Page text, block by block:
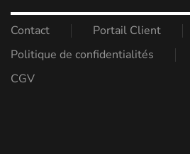
Contact Portail Client
Politique de confidentialités
CGV